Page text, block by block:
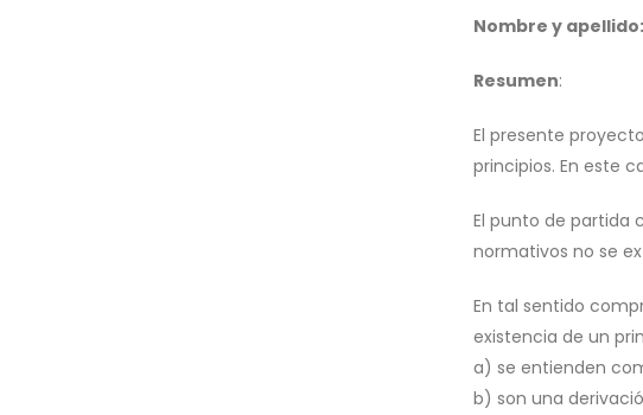
Nombre y apellido:
Resumen:
El presente
principios. En este
El punto de partida
normativos no se
En tal sentido
existencia de un
a) se entienden
b) son una